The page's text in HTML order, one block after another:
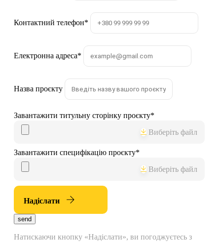
Контактний телефон*
Електронна адреса*
Назва проєкту
Завантажити титульну сторінку проєкту*
Виберіть файл
Завантажити специфікацію проєкту*
Виберіть файл
Надіслати
send
Натискаючи кнопку «Надіслати», ви погоджуєтесь з